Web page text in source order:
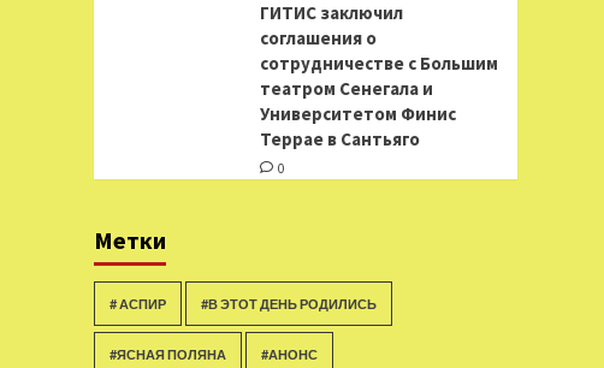
ГИТИС заключил
соглашения о
сотрудничестве с Большим
театром Сенегала и
Университетом Финис
Террае в Сантьяго
0
Метки
# АСПИР #В ЭТОТ ДЕНЬ РОДИЛИСЬ
#ЯСНАЯ ПОЛЯНА #АНОНС